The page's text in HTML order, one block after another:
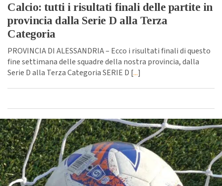
Calcio: tutti i risultati finali delle partite in
provincia dalla Serie D alla Terza
Categoria
PROVINCIA DI ALESSANDRIA – Ecco i risultati finali di questo
fine settimana delle squadre della nostra provincia, dalla
Serie D alla Terza Categoria SERIE D [...]